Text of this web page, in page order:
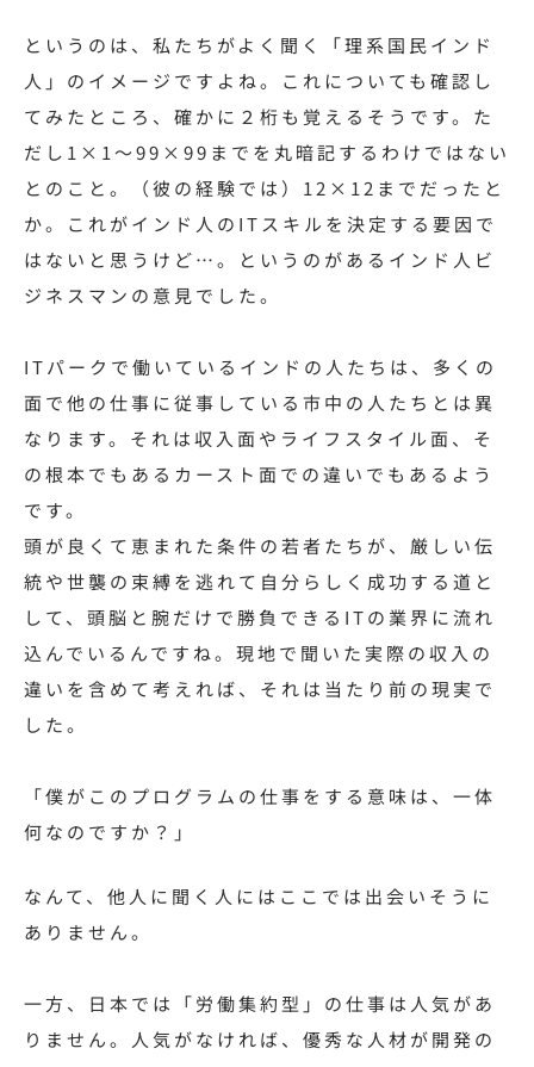
というのは、私たちがよく聞く「理系国民インド
人」のイメージですよね。これについても確認し
てみたところ、確かに２桁も覚えるそうです。た
だし1×1〜99×99までを丸暗記するわけではない
とのこと。（彼の経験では）12×12までだったと
か。これがインド人のITスキルを決定する要因で
はないと思うけど…。というのがあるインド人ビ
ジネスマンの意見でした。
ITパークで働いているインドの人たちは、多くの
面で他の仕事に従事している市中の人たちとは異
なります。それは収入面やライフスタイル面、そ
の根本でもあるカースト面での違いでもあるよう
です。
頭が良くて恵まれた条件の若者たちが、厳しい伝
統や世襲の束縛を逃れて自分らしく成功する道と
して、頭脳と腕だけで勝負できるITの業界に流れ
込んでいるんですね。現地で聞いた実際の収入の
違いを含めて考えれば、それは当たり前の現実で
した。
「僕がこのプログラムの仕事をする意味は、一体
何なのですか？」
なんて、他人に聞く人にはここでは出会いそうに
ありません。
一方、日本では「労働集約型」の仕事は人気があ
りません。人気がなければ、優秀な人材が開発の